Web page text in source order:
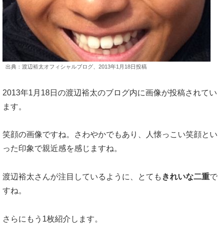
出典：渡辺裕太オフィシャルブログ、2013年1月18日投稿
2013年1月18日の渡辺裕太のブログ内に画像が投稿されてい
ます。
笑顔の画像ですね。さわやかでもあり、人懐っこい笑顔とい
った印象で親近感を感じますね。
渡辺裕太さんが注目しているように、とても きれいな二重で
すね。
さらにもう1枚紹介します。